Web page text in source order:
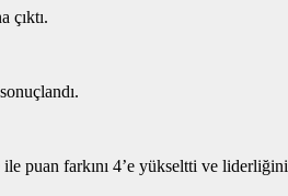
çıktı.
ile puan farkını 4’e yükseltti ve